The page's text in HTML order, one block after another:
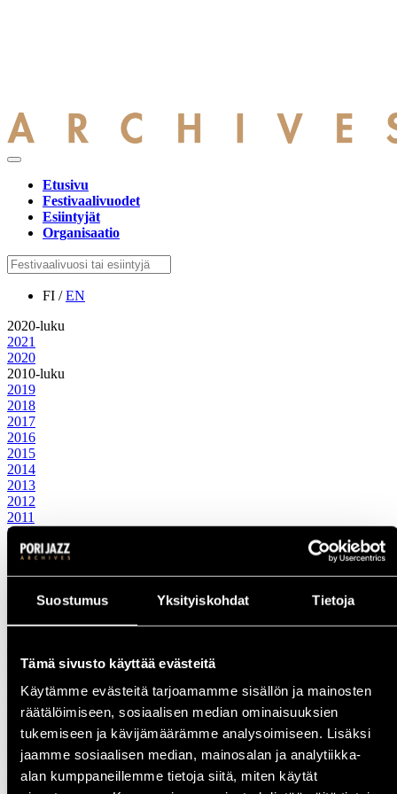
Suostumus Yksityiskohdat Tietoja
Tämä sivusto käyttää evästeitä
Käytämme evästeitä tarjoamamme sisällön ja mainosten
räätälöimiseen, sosiaalisen median ominaisuuksien
tukemiseen ja kävijämäärämme analysoimiseen. Lisäksi
jaamme sosiaalisen median, mainosalan ja analytiikka-
alan kumppaneillemme tietoja siitä, miten käytät
Etusivu
Festivaalivuodet
Esiintyjät
Organisaatio
FI /EN
2020-luku
2021
2020
2010-luku
2019
2018
2017
2016
2015
2014
2013
2012
2011
2010
2000-luku
2009
2008
2005
2003
2001
2000
1999
1998
1997